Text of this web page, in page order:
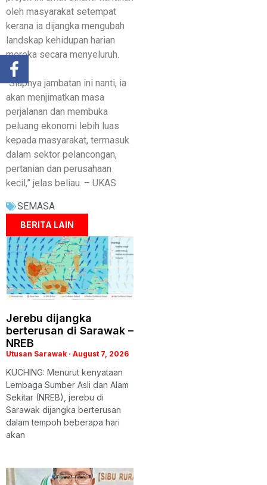
oleh masyarakat setempat
kerana ia dijangka mengubah
landskap kehidupan harian
mereka secara menyeluruh.
“Siapnya jambatan ini nanti, ia
akan menjimatkan masa
perjalanan dan membuka
peluang ekonomi lebih luas
kepada masyarakat, termasuk
dalam sektor pelancongan,
pertanian dan perusahaan
kecil,” jelas beliau. – UKAS
SEMASA
BERITA LAIN
Jerebu dijangka
berterusan di Sarawak –
NREB
Utusan Sarawak August 7, 2026
KUCHING: Menurut kenyataan
Lembaga Sumber Asli dan Alam
Sekitar (NREB), jerebu di
Sarawak dijangka berterusan
dalam tempoh beberapa hari
akan